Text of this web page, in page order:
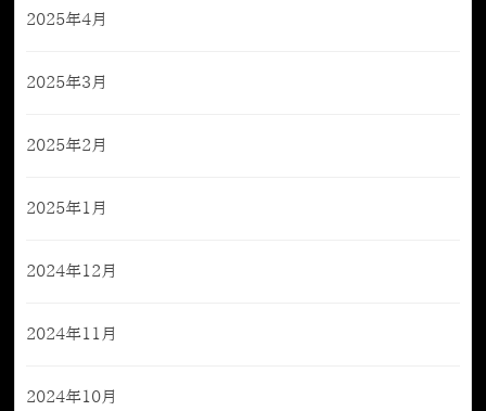
2025年4月
2025年3月
2025年2月
2025年1月
2024年12月
2024年11月
2024年10月